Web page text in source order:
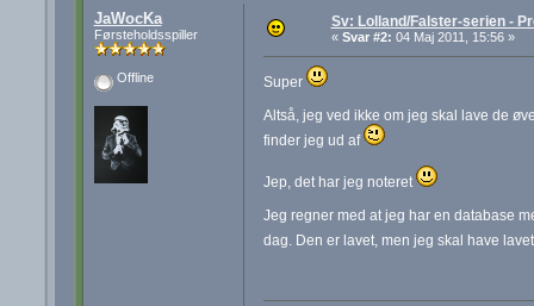
JaWocKa
Førsteholdsspiller
Offline
Sv: Lolland/Falster-serien -
« Svar #2: 04 Maj 2011, 15:56 »
Super
Altså, jeg ved ikke om jeg skal lave de
finder jeg ud af
Jep, det har jeg noteret
Jeg regner med at jeg har en database
dag. Den er lavet, men jeg skal have